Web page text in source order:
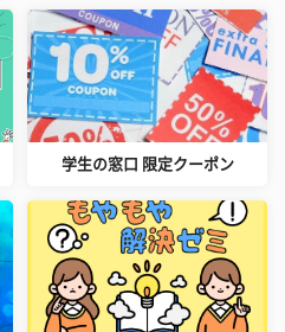
学生の窓口 限定クーポン